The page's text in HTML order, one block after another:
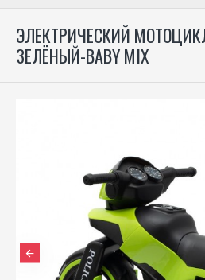
ЭЛЕКТРИЧЕСКИЙ МОТОЦИКЛ
ЗЕЛЁНЫЙ-BABY MIX